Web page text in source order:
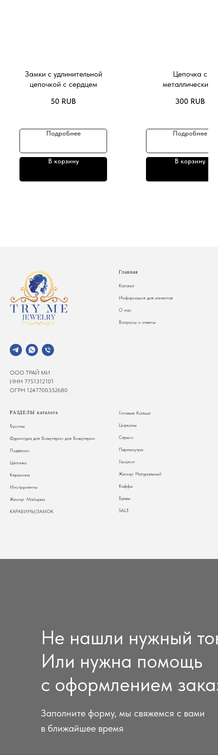
Замки с удлинительной
цепочкой с сердцем
50 RUB
Подробнее
В корзину
Цепочка с
металлическими
300 RUB
Подробнее
В корзину
ООО ТРАЙ МИ
ИНН 7751312101
ОГРН 1247700352680
Главная
Каталог
Информация для клиентов
О нас
Вопросы и ответы
РАЗДЕЛЫ каталога
Бусины
Фурнитура для Бижутерии для Бижутерии
Подвески
Цепочки
Керамика
Инструменты
Жемчуг Майорка
КАРАБИНЫ/ЗАМОК
Готовые Кольца
Цирконы
Серьги
Перламутра
Гематит
Жемчуг Натуральный
Каффы
Буквы
SALE
Не нашли нужный
Или нужна помощь
с оформлением
Заполните форму, мы свяжемся с вами
в ближайшее время